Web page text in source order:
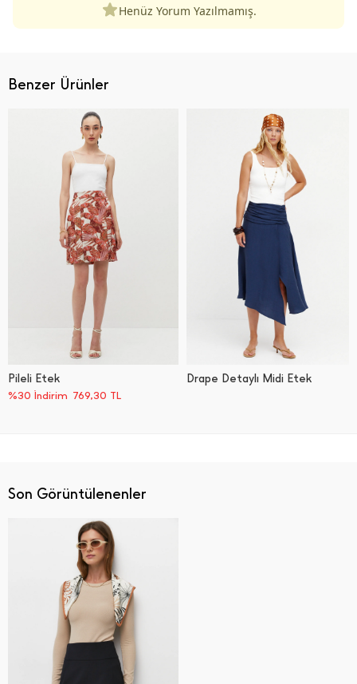
Henüz Yorum Yazılmamış.
Benzer Ürünler
Pileli Etek
%30 İndirim 769,30 TL
Drape Detaylı Midi Etek
Son Görüntülenenler